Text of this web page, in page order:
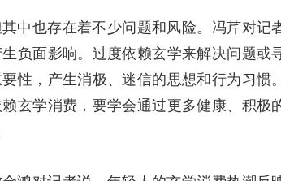
中也存在着不少问题和风险。冯芹对记
负面影响。过度依赖玄学来解决问题或
性，产生消极、迷信的思想和行为习惯。
玄学消费，要学会通过更多健康、积极